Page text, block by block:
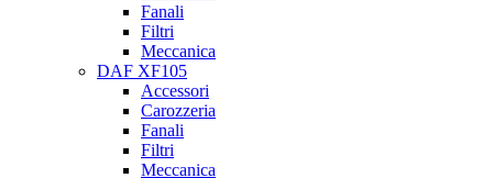
Fanali
Filtri
Meccanica
DAF XF105
Accessori
Carozzeria
Fanali
Filtri
Meccanica